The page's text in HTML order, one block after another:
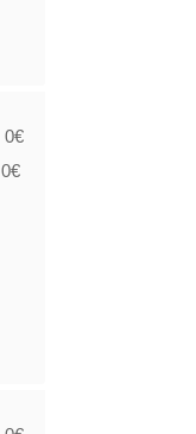
0€
0€